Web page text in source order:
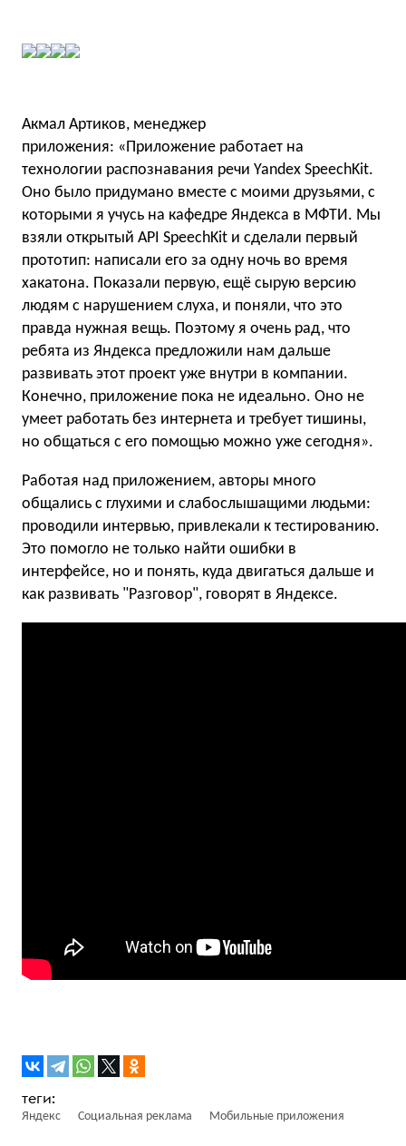
Акмал Артиков, менеджер
приложения: «Приложение работает на
технологии распознавания речи Yandex SpeechKit.
Оно было придумано вместе с моими друзьями, с
которыми я учусь на кафедре Яндекса в МФТИ. Мы
взяли открытый API SpeechKit и сделали первый
прототип: написали его за одну ночь во время
хакатона. Показали первую, ещё сырую версию
людям с нарушением слуха, и поняли, что это
правда нужная вещь. Поэтому я очень рад, что
ребята из Яндекса предложили нам дальше
развивать этот проект уже внутри в компании.
Конечно, приложение пока не идеально. Оно не
умеет работать без интернета и требует тишины,
но общаться с его помощью можно уже сегодня».
Работая над приложением, авторы много
общались с глухими и слабослышащими людьми:
проводили интервью, привлекали к тестированию.
Это помогло не только найти ошибки в
интерфейсе, но и понять, куда двигаться дальше и
как развивать "Разговор", говорят в Яндексе.
Яндекс Социальная реклама Мобильные приложения